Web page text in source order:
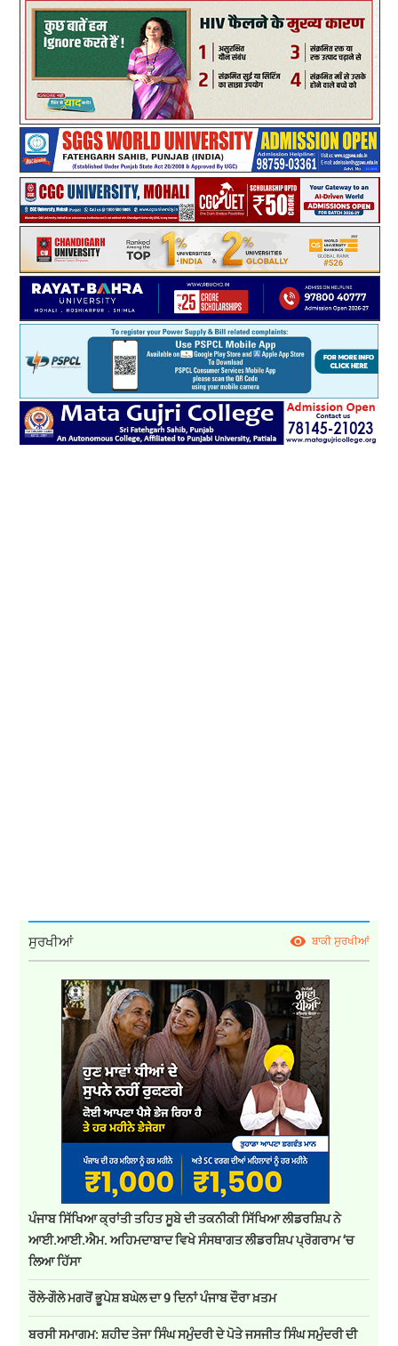
ਸੁਰਖੀਆਂ ਬਾਕੀ ਸੁਰਖੀਆਂ
ਪੰਜਾਬ ਸਿੱਖਿਆ ਕ੍ਰਾਂਤੀ ਤਹਿਤ ਸੂਬੇ ਦੀ ਤਕਨੀਕੀ ਸਿੱਖਿਆ ਲੀਡਰਸ਼ਿਪ ਨੇ
ਆਈ.ਆਈ.ਐਮ. ਅਹਿਮਦਾਬਾਦ ਵਿਖੇ ਸੰਸਥਾਗਤ ਲੀਡਰਸ਼ਿਪ ਪ੍ਰੋਗਰਾਮ ‘ਚ
ਲਿਆ ਹਿੱਸਾ
ਰੌਲੇ-ਗੌਲੇ ਮਗਰੋਂ ਭੂਪੇਸ਼ ਬਘੇਲ ਦਾ 9 ਦਿਨਾਂ ਪੰਜਾਬ ਦੌਰਾ ਖ਼ਤਮ
ਬਰਸੀ ਸਮਾਗਮ: ਸ਼ਹੀਦ ਤੇਜਾ ਸਿੰਘ ਸਮੁੰਦਰੀ ਦੇ ਪੋਤੇ ਜਸਜੀਤ ਸਿੰਘ ਸਮੁੰਦਰੀ ਦੀ